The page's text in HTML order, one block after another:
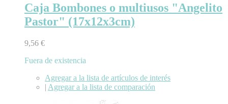
Caja Bombones o multiusos "Angelito
Pastor" (17x12x3cm)
9,56 €
Fuera de existencia
Agregar a la lista de artículos de interés
| Agregar a la lista de comparación